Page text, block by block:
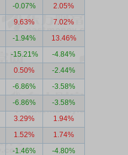
-0.07%
2.05%
9.63%
7.02%
-1.94%
13.46%
-15.21%
-4.84%
0.50%
-2.44%
-6.86%
-3.58%
-6.86%
-3.58%
3.29%
1.94%
1.52%
1.74%
-1.46%
-4.80%